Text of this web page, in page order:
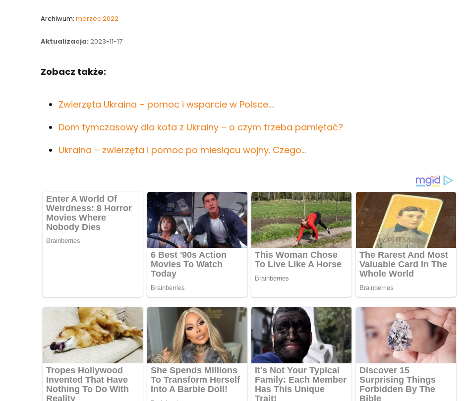
Archiwum: marzec 2022
Aktualizacja: 2023-11-17
Zobacz także:
Zwierzęta Ukraina – pomoc i wsparcie w Polsce.…
Dom tymczasowy dla kota z Ukrainy – o czym trzeba pamiętać?
Ukraina – zwierzęta i pomoc po miesiącu wojny. Czego…